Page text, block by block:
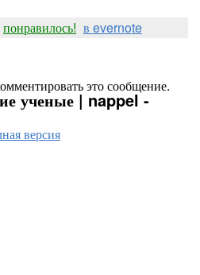
понравилось! в evernote
это сообщение.
ученые | nappel -
версия